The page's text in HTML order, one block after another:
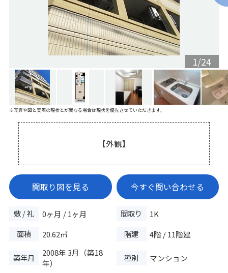
1/24
※写真や図と実際の現状とが異なる場合は現状を優先させていただきます。
【外観】
間取り図を見る 今すぐ問い合わせる
敷 / 礼 0ヶ月 / 1ヶ月 間取り
1K
面積
20.62㎡ 階建 4階 / 11階建
築年月
2008年 3月（築18
年）
種別 マンション